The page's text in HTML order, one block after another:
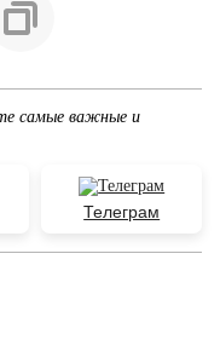
самые важные и
Телеграм